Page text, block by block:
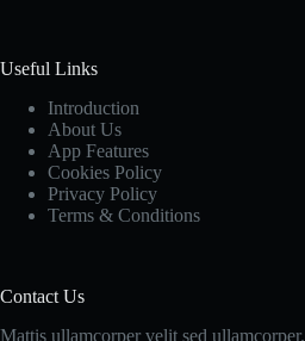
Useful Links
Introduction
About Us
App Features
Cookies Policy
Privacy Policy
Terms & Conditions
Contact Us
Mattis ullamcorper velit sed ullamcorper.